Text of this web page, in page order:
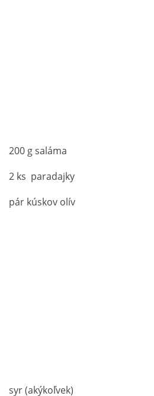
200 g saláma
2 ks paradajky
pár kúskov olív
syr (akýkoľvek)